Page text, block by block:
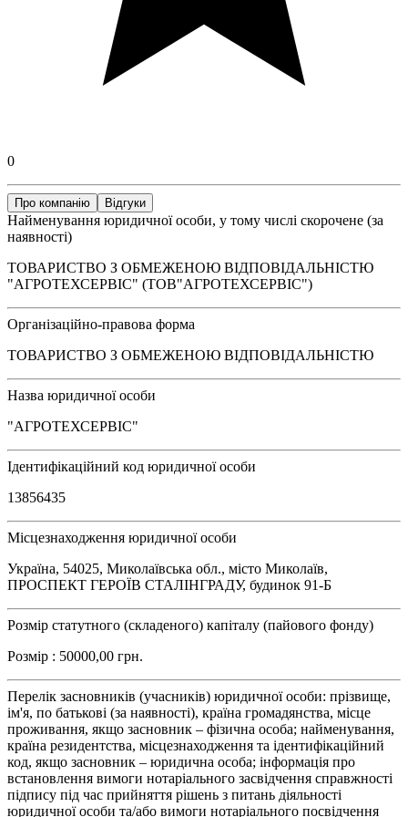
0
Про компанію Відгуки
Найменування юридичної особи, у тому числі скорочене (за
наявності)
ТОВАРИСТВО З ОБМЕЖЕНОЮ ВІДПОВІДАЛЬНІСТЮ
"АГРОТЕХСЕРВІС" (ТОВ"АГРОТЕХСЕРВІС")
Організаційно-правова форма
ТОВАРИСТВО З ОБМЕЖЕНОЮ ВІДПОВІДАЛЬНІСТЮ
Назва юридичної особи
"АГРОТЕХСЕРВІС"
Ідентифікаційний код юридичної особи
13856435
Місцезнаходження юридичної особи
Україна, 54025, Миколаївська обл., місто Миколаїв,
ПРОСПЕКТ ГЕРОЇВ СТАЛІНГРАДУ, будинок 91-Б
Розмір статутного (складеного) капіталу (пайового фонду)
Розмір : 50000,00 грн.
Перелік засновників (учасників) юридичної особи: прізвище,
ім'я, по батькові (за наявності), країна громадянства, місце
проживання, якщо засновник – фізична особа; найменування,
країна резидентства, місцезнаходження та ідентифікаційний
код, якщо засновник – юридична особа; інформація про
встановлення вимоги нотаріального засвідчення справжності
підпису під час прийняття рішень з питань діяльності
юридичної особи та/або вимоги нотаріального посвідчення